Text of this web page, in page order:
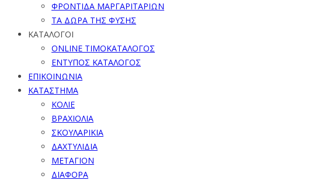
ΦΡΟΝΤΙΔΑ ΜΑΡΓΑΡΙΤΑΡΙΩΝ
ΤΑ ΔΩΡΑ ΤΗΣ ΦΥΣΗΣ
ΚΑΤΑΛΟΓΟΙ
ONLINE ΤΙΜΟΚΑΤΑΛΟΓΟΣ
ΕΝΤΥΠΟΣ ΚΑΤΑΛΟΓΟΣ
ΕΠΙΚΟΙΝΩΝΙΑ
ΚΑΤΑΣΤΗΜΑ
ΚΟΛΙΕ
ΒΡΑΧΙΟΛΙΑ
ΣΚΟΥΛΑΡΙΚΙΑ
ΔΑΧΤΥΛΙΔΙΑ
ΜΕΤΑΓΙΟΝ
ΔΙΑΦΟΡΑ